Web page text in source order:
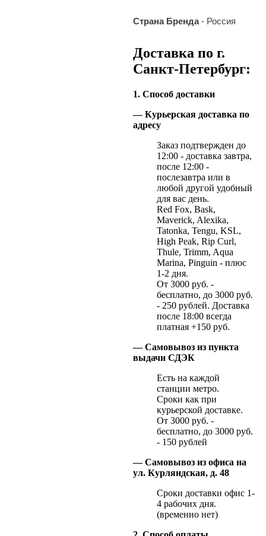
Страна Бренда- Россия
Доставка по г.
Санкт-Петербург:
1. Способ доставки
— Курьерская доставка по
адресу
Заказ подтвержден до
12:00 - доставка завтра,
после 12:00 -
послезавтра или в
любой другой удобный
для вас день.
Red Fox, Bask,
Maverick, Alexika,
Tatonka, Tengu, KSL,
High Peak, Rip Curl,
Thule, Trimm, Aqua
Marina, Pinguin - плюс
1-2 дня.
От 3000 руб. -
бесплатно, до 3000 руб.
- 250 рублей. Доставка
после 18:00 всегда
платная +150 руб.
— Самовывоз из пункта
выдачи СДЭК
Есть на каждой
станции метро.
Сроки как при
курьерской доставке.
От 3000 руб. -
бесплатно, до 3000 руб.
- 150 рублей
— Самовывоз из офиса на
ул. Курляндская, д. 48
Сроки доставки офис 1-
4 рабочих дня.
(временно нет)